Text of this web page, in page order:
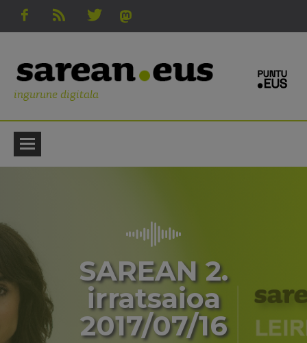
ingurune digitala
SAREAN 2.
irratsaioa
2017/07/16